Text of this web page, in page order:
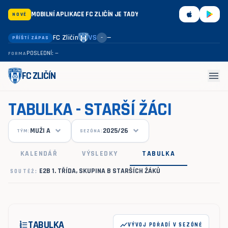
NOVÉ MOBILNÍ APLIKACE FC ZLIČÍN JE TADY
PŘÍŠTÍ ZÁPAS FC Zličín VS – —
FORMAPOSLEDNÍ: —
FC ZLIČÍN menu
TABULKA - STARŠÍ ŽÁCI
TÝM: MUŽI A SEZÓNA: 2025/26
KALENDÁŘ VÝSLEDKY TABULKA
SOUTĚŽ: E2B 1. TŘÍDA, SKUPINA B STARŠÍCH ŽÁKŮ
format_list_numberedTABULKA show_chartVÝVOJ POŘADÍ V SEZÓNĚ